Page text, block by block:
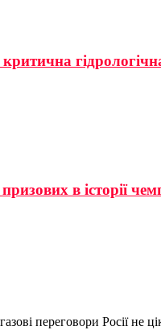
критична
в історії
переговори Росії не